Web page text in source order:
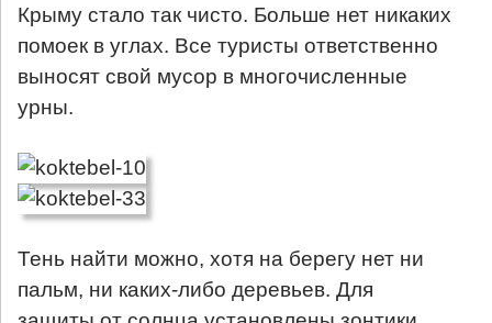
Крыму стало так чисто. Больше нет никаких
помоек в углах. Все туристы ответственно
выносят свой мусор в многочисленные
урны.
Тень найти можно, хотя на берегу нет ни
пальм, ни каких-либо деревьев. Для